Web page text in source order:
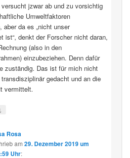
jzwar ab und zu vorsichtig
Umweltfaktoren
aber da es „nicht unser
ist“, denkt der Forscher nicht daran,
(also in den
einzubeziehen. Denn dafür
zuständig. Das ist für mich nicht
gedacht und an die
vermittelt.
Rosa
am29. Dezember 2019 um
Uhr: